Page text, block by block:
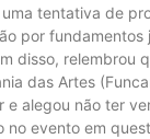
tentativa de
por fundamentos
disso, relembrou
das Artes
e alegou não ter
no evento em